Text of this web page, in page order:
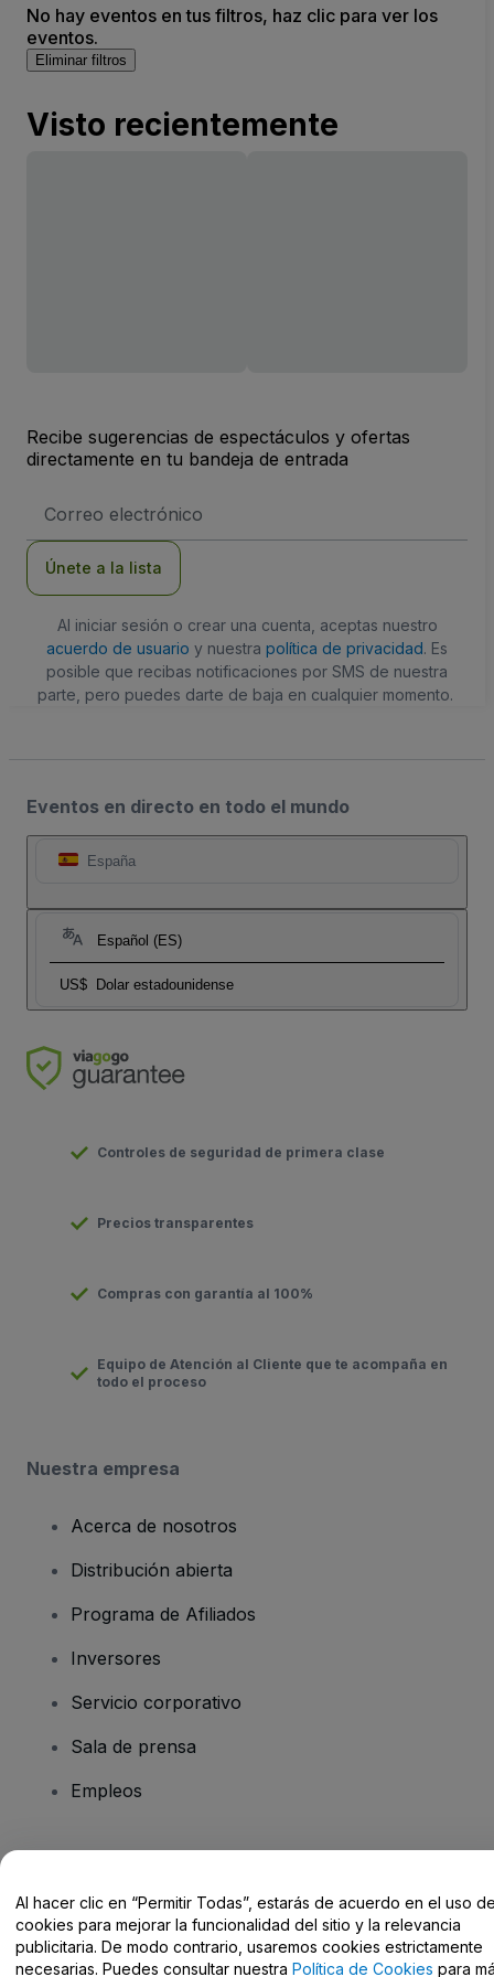
No hay eventos en tus filtros, haz clic para ver los
eventos.
Eliminar filtros
Visto recientemente
Recibe sugerencias de espectáculos y ofertas
directamente en tu bandeja de entrada
de
Únete a la lista
Al iniciar sesión o crear una cuenta, aceptas nuestro
acuerdo de usuario y nuestra política de privacidad. Es
posible que recibas notificaciones por SMS de nuestra
parte, pero puedes darte de baja en cualquier momento.
Eventos en directo en todo el mundo
España
Español (ES)
US$ Dolar estadounidense
Controles de seguridad de primera clase
Precios transparentes
Compras con garantía al 100%
Equipo de Atención al Cliente que te acompaña en
todo el proceso
Nuestra empresa
Acerca de nosotros
Distribución abierta
Programa de Afiliados
Inversores
Servicio corporativo
Sala de prensa
Empleos
Centro de Ayuda / Contacto
Al hacer clic en “Permitir Todas”, estarás de acuerdo en el uso
cookies para mejorar la funcionalidad del sitio y la relevancia
publicitaria. De modo contrario, usaremos cookies estrictamente
necesarias. Puedes consultar nuestra Política de Cookies para